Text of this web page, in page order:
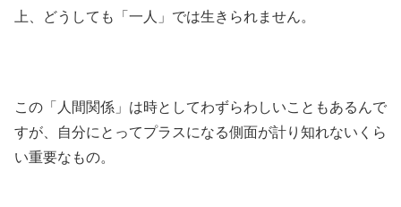
上、どうしても「一人」では生きられません。
この「人間関係」は時としてわずらわしいこともあるんで
すが、自分にとってプラスになる側面が計り知れないくら
い重要なもの。